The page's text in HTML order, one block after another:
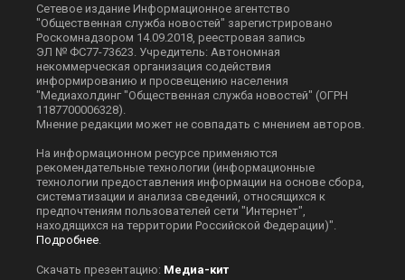
Сетевое издание Информационное агентство
"Общественная служба новостей" зарегистрировано
Роскомнадзором 14.09.2018, реестровая запись
ЭЛ № ФС77-73623. Учредитель: Автономная
некоммерческая организация содействия
информированию и просвещению населения
"Медиахолдинг "Общественная служба новостей" (ОГРН
1187700006328).
Мнение редакции может не совпадать с мнением авторов.
На информационном ресурсе применяются
рекомендательные технологии (информационные
технологии предоставления информации на основе сбора,
систематизации и анализа сведений, относящихся к
предпочтениям пользователей сети "Интернет",
находящихся на территории Российской Федерации)".
Подробнее
Скачать презентацию: Медиа-кит